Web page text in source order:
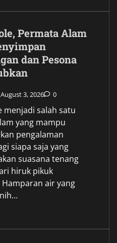
Permata Alam
dan Pesona
August 3, 2026 0
menjadi salah satu
yang mampu
pengalaman
siapa saja yang
suasana tenang
hiruk pikuk
air yang